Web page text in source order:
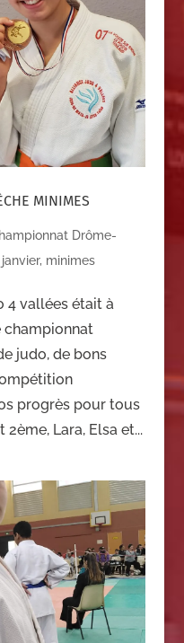
MINIMES
Drôme-
, minimes
4 vallées était à
championnat
judo, de bons
progrès pour tous
Lara, Elsa et...